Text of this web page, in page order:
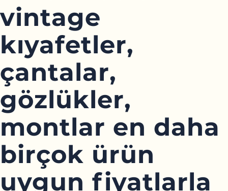
vintage
kıyafetler,
çantalar,
gözlükler,
montlar en daha
birçok ürün
uygun fiyatlarla